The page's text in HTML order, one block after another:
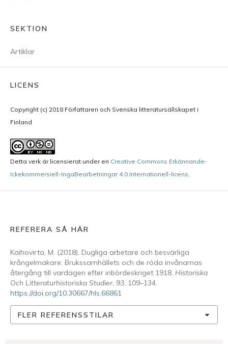
SEKTION
Artiklar
LICENS
Copyright (c) 2018 Författaren och Svenska litteratursällskapet i
Finland
Detta verk är licensierat under en Creative Commons Erkännande-
Ickekommersiell-IngaBearbetningar 4.0 Internationell-licens.
REFERERA SÅ HÄR
Kaihovirta, M. (2018). Dugliga arbetare och besvärliga
krångelmakare: Brukssamhällets och de röda invånarnas
återgång till vardagen efter inbördeskriget 1918. Historiska
Och Litteraturhistoriska Studier, 93, 109–134.
https://doi.org/10.30667/hls.66861
FLER REFERENSSTILAR